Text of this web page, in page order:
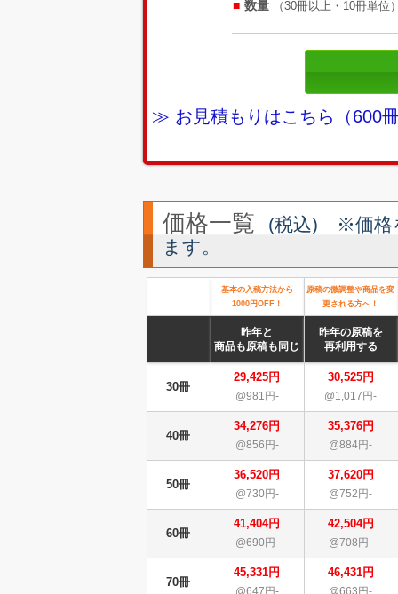
数量 （30冊以上・10冊単位
≫ お見積もりはこちら（600
価格一覧
(税込) ※価格
ます。
基本の入稿方法から
1000円OFF！
原稿の微調整や商品を変
更される方へ！
昨年と
商品も原稿も同じ
昨年の原稿を
再利用する
30冊
29,425円
@981円-
30,525円
@1,017円-
40冊
34,276円
@856円-
35,376円
@884円-
50冊
36,520円
@730円-
37,620円
@752円-
60冊
41,404円
@690円-
42,504円
@708円-
70冊
45,331円
@647円-
46,431円
@663円-